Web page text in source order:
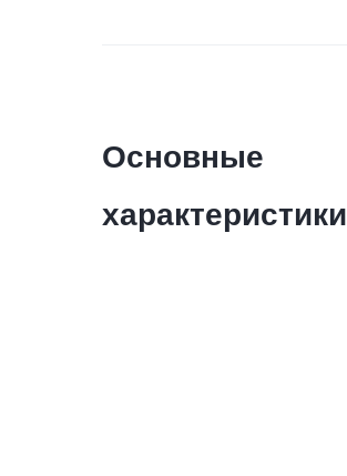
Основные
характеристики